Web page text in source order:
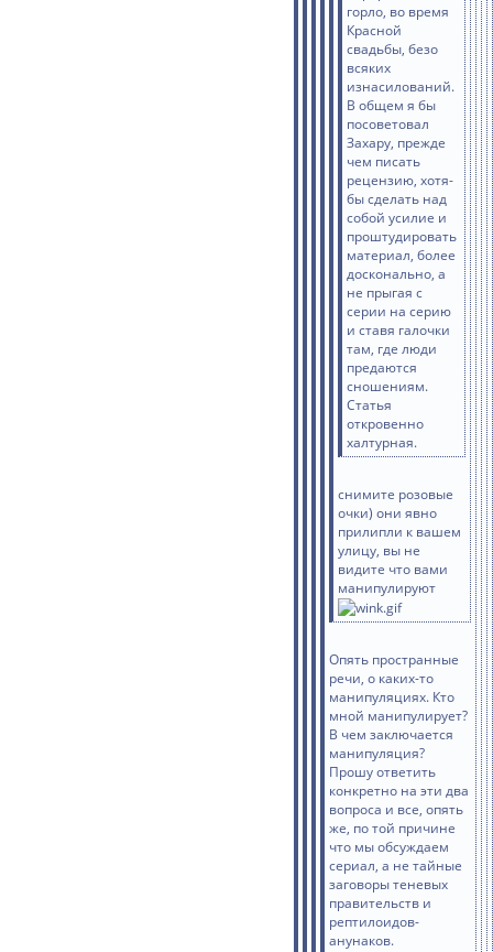
горло, во время
Красной
свадьбы, безо
всяких
изнасилований.
В общем я бы
посоветовал
Захару, прежде
чем писать
рецензию, хотя-
бы сделать над
собой усилие и
проштудировать
материал, более
досконально, а
не прыгая с
серии на серию
и ставя галочки
там, где люди
предаются
сношениям.
Статья
откровенно
халтурная.
снимите розовые
очки) они явно
прилипли к вашем
улицу, вы не
видите что вами
манипулируют
Опять пространные
речи, о каких-то
манипуляциях. Кто
мной манипулирует?
В чем заключается
манипуляция?
Прошу ответить
конкретно на эти два
вопроса и все, опять
же, по той причине
что мы обсуждаем
сериал, а не тайные
заговоры теневых
правительств и
рептилоидов-
анунаков.